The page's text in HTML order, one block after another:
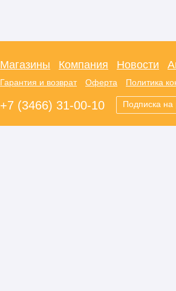
Магазины Компания Новости
Гарантия и возврат Оферта Политика
+7 (3466) 31-00-10 Подписка на